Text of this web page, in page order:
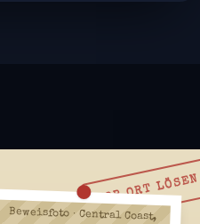
VOR ORT LÖSEN
Beweisfoto · Central Coast,